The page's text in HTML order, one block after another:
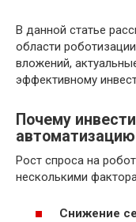
В данной статье
области
вложений,
эффективному
Почему
Рост спроса на
несколькими
Снижение